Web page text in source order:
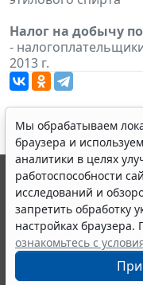
Налог на добычу
-
2013 г.
Мы обрабатываем
браузера и
аналитики в целях
работоспособности
исследований и
запретить обработку
настройках браузера.
ознакомьтесь с
© ООО "НПП "ГАРАНТ-
выпускается с 1990
являются
информации ГАРАНТ.
Портал ГАРАНТ.РУ
издания Федеральной